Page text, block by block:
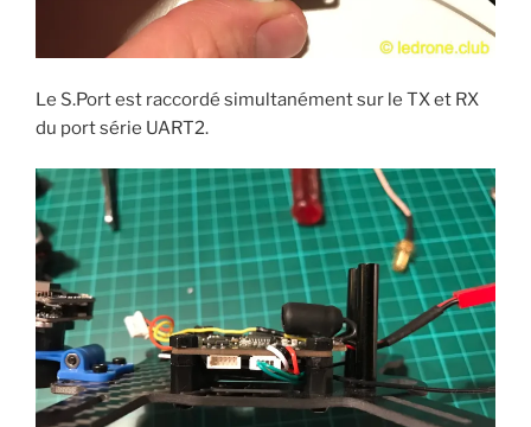
Le S.Port est raccordé simultanément sur le TX et RX
du port série UART2.